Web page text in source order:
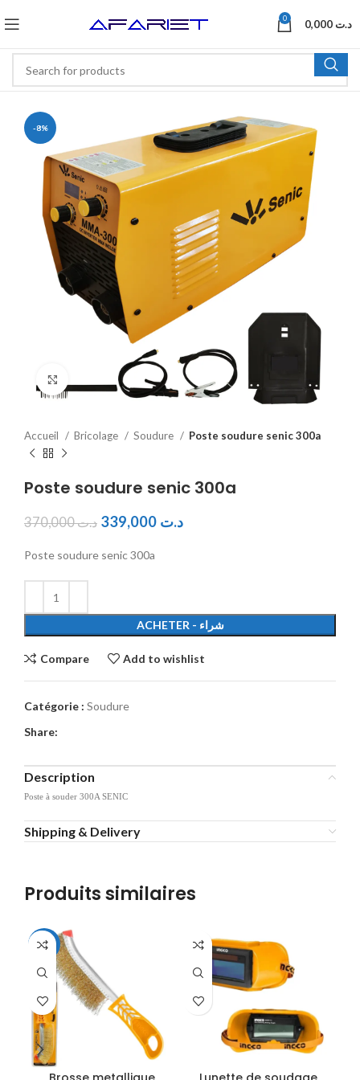
0 د.ت
-8%
Click to enlarge
Accueil Bricolage Soudure Poste soudure senic 300a
Poste soudure senic 300a
د.ت370,000 د.ت
Poste soudure senic 300a
ACHETER - شراء
Compare Add to wishlist
Catégorie : Soudure
Share:
Description
Poste à souder 300A SENIC
Shipping & Delivery
Produits similaires
-33%